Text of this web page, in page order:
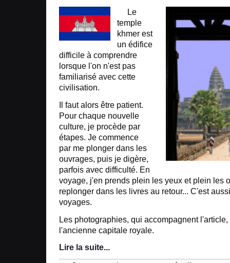
Le
temple
khmer est
un édifice
difficile à comprendre
lorsque l'on n'est pas
familiarisé avec cette
civilisation.
Il faut alors être patient.
Pour chaque nouvelle
culture, je procède par
étapes. Je commence
par me plonger dans les
ouvrages, puis je digère,
parfois avec difficulté. En
voyage, j'en prends plein les yeux et plein les
replonger dans les livres au retour... C'est
voyages.
Les photographies, qui accompagnent
l'ancienne capitale royale.
Lire la suite...